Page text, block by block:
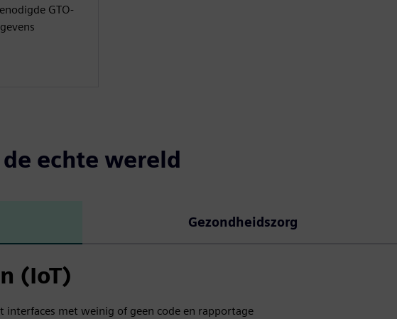
GTO-
echte wereld
Gezondheidszorg
(IoT)
interfaces met weinig of geen code en rapportage